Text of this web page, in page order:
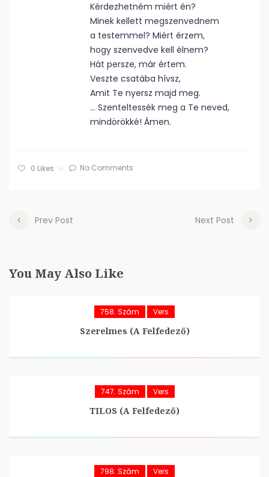
Kérdezhetném miért én?
Minek kellett megszenvednem
a testemmel? Miért érzem,
hogy szenvedve kell élnem?
Hát persze, már értem.
Veszte csatába hívsz,
Amit Te nyersz majd meg.
… Szenteltessék meg a Te neved,
mindörökké! Ámen.
0 Likes No Comments
Prev Post Next Post
You May Also Like
758. Szám Vers
Szerelmes (A Felfedező)
747. Szám Vers
TILOS (A Felfedező)
798. Szám Vers